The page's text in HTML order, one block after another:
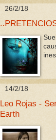
26/2/18
14/2/18
Leo Rojas -
Earth